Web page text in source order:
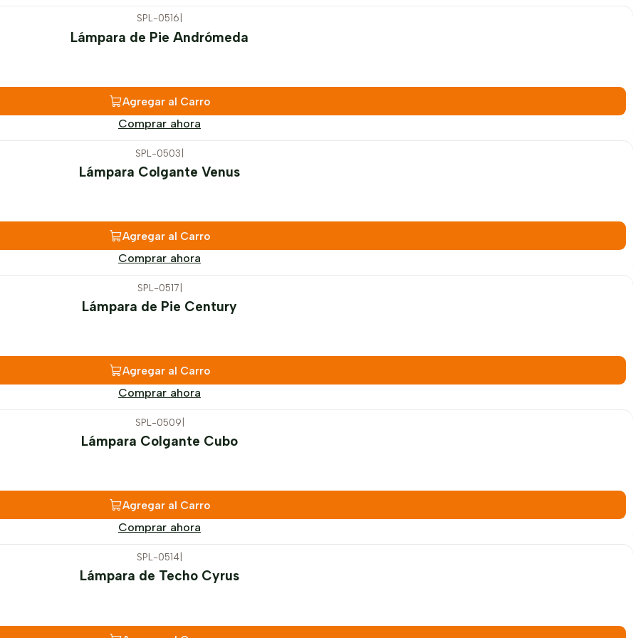
SPL-0516
Lámpara de Pie Andrómeda
Agregar al Carro
Comprar ahora
SPL-0503|
Lámpara Colgante Venus
Agregar al Carro
Comprar ahora
SPL-0517|
Lámpara de Pie Century
Agregar al Carro
Comprar ahora
SPL-0509
Lámpara Colgante Cubo
Agregar al Carro
Comprar ahora
SPL-0514
Lámpara de Techo Cyrus